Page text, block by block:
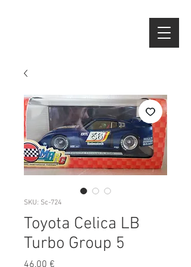
SKU: Sc-724
Toyota Celica LB
Turbo Group 5
46,00 €